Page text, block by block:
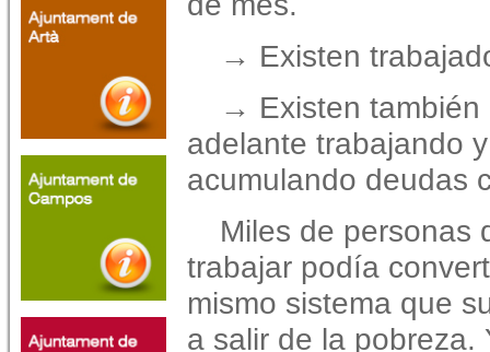
→ Existen
→ Existen también
adelante trabajando
acumulando deudas
Miles de personas
trabajar podía
mismo sistema que
a salir de la pobreza.